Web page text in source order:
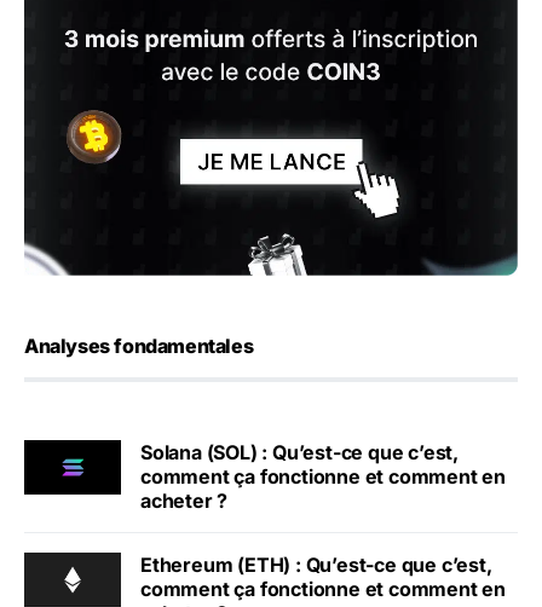
Analyses fondamentales
Solana (SOL) : Qu’est-ce que c’est,
comment ça fonctionne et comment en
acheter ?
Ethereum (ETH) : Qu’est-ce que c’est,
comment ça fonctionne et comment en